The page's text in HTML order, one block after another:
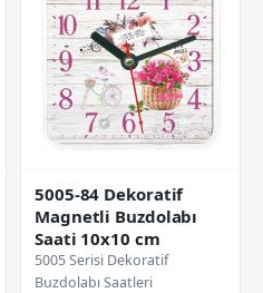
5005-84 Dekoratif
Magnetli Buzdolabı
Saati 10x10 cm
5005 Serisi Dekoratif
Buzdolabı Saatleri